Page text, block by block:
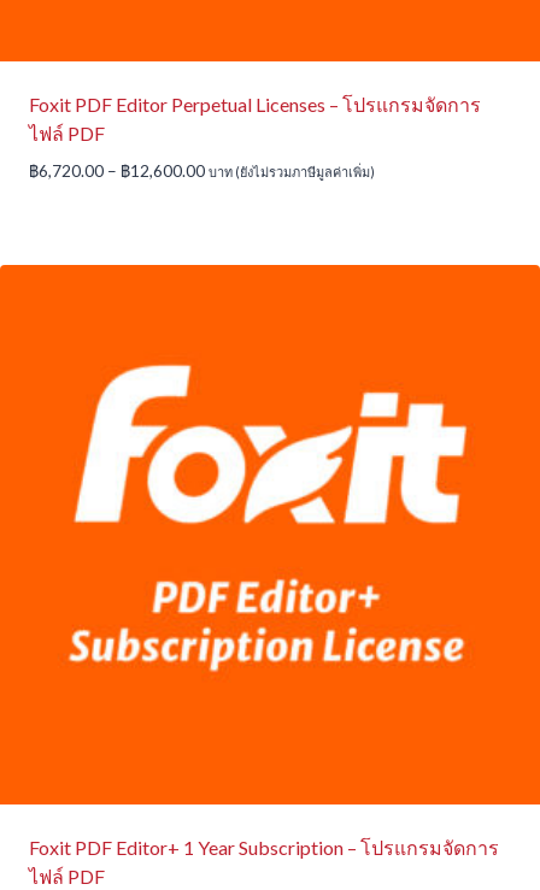
Foxit PDF Editor Perpetual Licenses – โปรแกรมจัดการ
ไฟล์ PDF
฿6,720.00 – ฿12,600.00Price
฿12,600.00
บาท (ยังไม่รวมภาษีมูลค่าเพิ่ม)
Foxit PDF Editor+ 1 Year Subscription – โปรแกรมจัดการ
ไฟล์ PDF